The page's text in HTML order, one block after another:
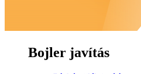
Bojler javítás